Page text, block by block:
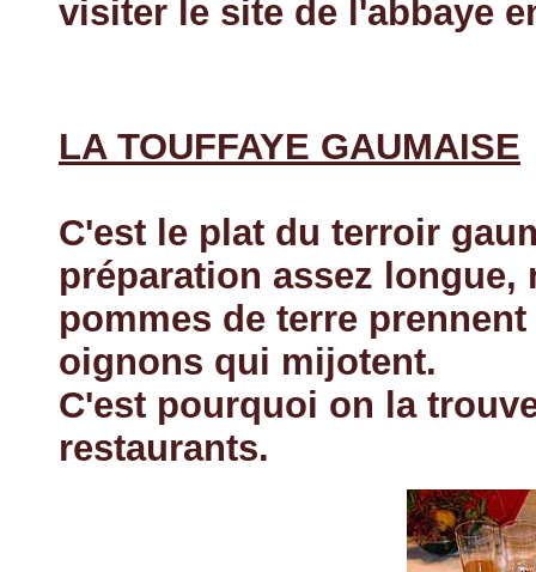
visiter le site de l'abbaye
LA TOUFFAYE GAUMAISE
C'est le plat du terroir
préparation assez
pommes de terre
oignons qui mijotent.
C'est pourquoi on la
restaurants.